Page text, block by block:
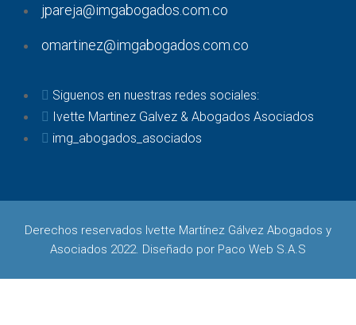
jpareja@imgabogados.com.co
omartinez@imgabogados.com.co
Siguenos en nuestras redes sociales:
Ivette Martinez Galvez & Abogados Asociados
img_abogados_asociados
Derechos reservados Ivette Martínez Gálvez Abogados y
Asociados 2022. Diseñado por Paco Web S.A.S